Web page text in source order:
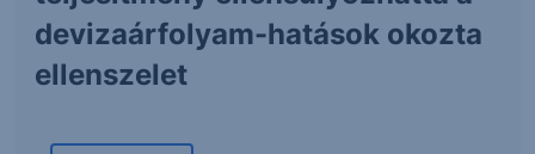
devizaárfolyam-hatások okozta
ellenszelet